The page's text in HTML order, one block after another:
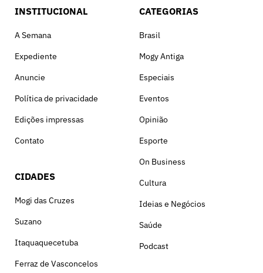
INSTITUCIONAL
A Semana
Expediente
Anuncie
Política de privacidade
Edições impressas
Contato
CIDADES
Mogi das Cruzes
Suzano
Itaquaquecetuba
Ferraz de Vasconcelos
CATEGORIAS
Brasil
Mogy Antiga
Especiais
Eventos
Opinião
Esporte
On Business
Cultura
Ideias e Negócios
Saúde
Podcast